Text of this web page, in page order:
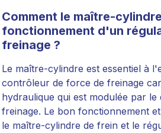
Comment le maître-
fonctionnement d'un
freinage ?
Le maître-cylindre est essentiel à
contrôleur de force de freinage
hydraulique qui est modulée par
freinage. Le bon fonctionnement
le maître-cylindre de frein et le